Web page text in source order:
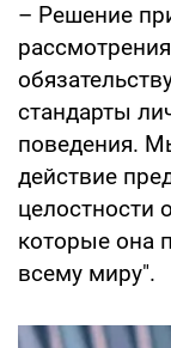
– Решение
стандарты
поведения.
действие
целостности
которые она
всему миру".